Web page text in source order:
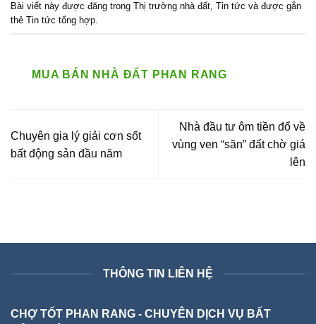
Bài viết này được đăng trong Thị trường nhà đất, Tin tức và được gắn
thẻ Tin tức tổng hợp.
MUA BÁN NHÀ ĐẤT PHAN RANG
Chuyên gia lý giải cơn sốt
bất động sản đầu năm
Nhà đầu tư ôm tiền đổ về
vùng ven “săn” đất chờ giá
lên
THÔNG TIN LIÊN HỆ
CHỢ TỐT PHAN RANG - CHUYÊN DỊCH VỤ BẤT